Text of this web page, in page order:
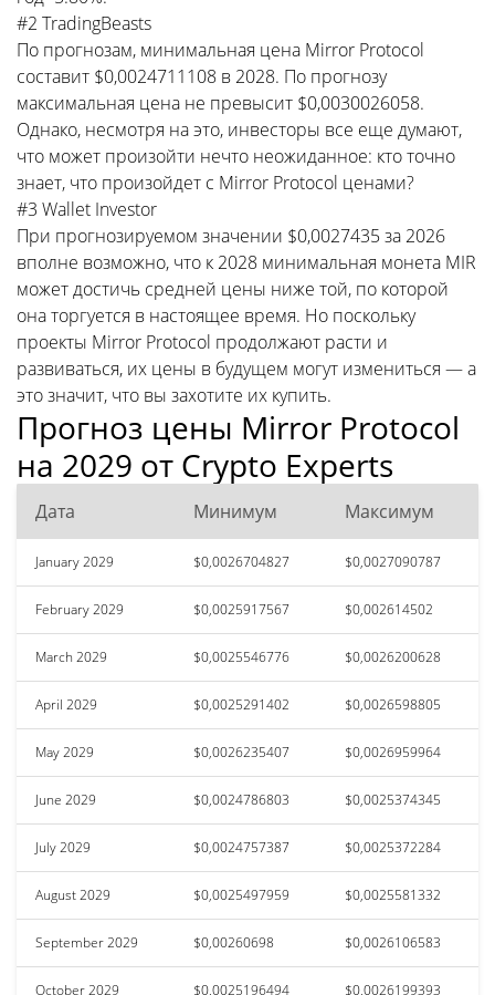
#2 TradingBeasts
По прогнозам, минимальная цена Mirror Protocol
составит $0,0024711108 в 2028. По прогнозу
максимальная цена не превысит $0,0030026058.
Однако, несмотря на это, инвесторы все еще думают,
что может произойти нечто неожиданное: кто точно
знает, что произойдет с Mirror Protocol ценами?
#3 Wallet Investor
При прогнозируемом значении $0,0027435 за 2026
вполне возможно, что к 2028 минимальная монета MIR
может достичь средней цены ниже той, по которой
она торгуется в настоящее время. Но поскольку
проекты Mirror Protocol продолжают расти и
развиваться, их цены в будущем могут измениться — а
это значит, что вы захотите их купить.
Прогноз цены Mirror Protocol
на 2029 от Crypto Experts
Дата Минимум Максимум
January 2029 $0,0026704827 $0,0027090787
February 2029 $0,0025917567 $0,002614502
March 2029 $0,0025546776 $0,0026200628
April 2029 $0,0025291402 $0,0026598805
May 2029 $0,0026235407 $0,0026959964
June 2029 $0,0024786803 $0,0025374345
July 2029 $0,0024757387 $0,0025372284
August 2029 $0,0025497959 $0,0025581332
September 2029 $0,00260698 $0,0026106583
October 2029 $0,0025196494 $0,0026199393